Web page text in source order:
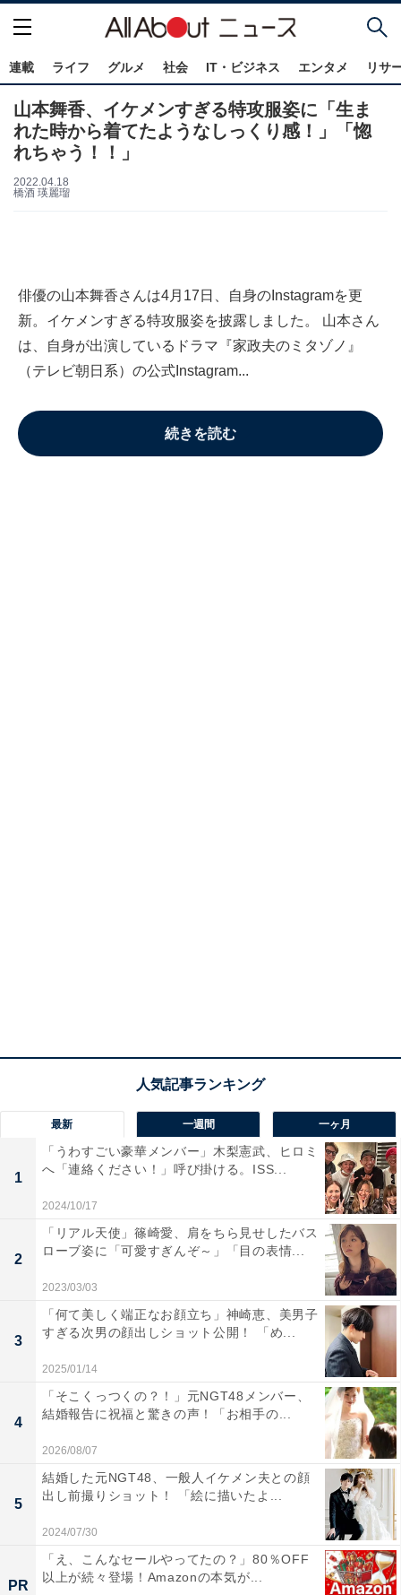
連載 ライフ グルメ 社会 IT・ビジネス エンタメ リサ
山本舞香、イケメンすぎる特攻服姿に「生ま
れた時から着てたようなしっくり感！」「惚
れちゃう！！」
2022.04.18
橋酒 瑛麗瑠
俳優の山本舞香さんは4月17日、自身のInstagramを更
新。イケメンすぎる特攻服姿を披露しました。 山本さん
は、自身が出演しているドラマ『家政夫のミタゾノ』
（テレビ朝日系）の公式Instagram...
続きを読む
最新 一週間 一ヶ月
1
「うわすごい豪華メンバー」木梨憲武、ヒロミ
へ「連絡ください！」呼び掛ける。ISS...
2024/10/17
2
「リアル天使」篠崎愛、肩をちら見せしたバス
ローブ姿に「可愛すぎんぞ～」「目の表情...
2023/03/03
3
「何て美しく端正なお顔立ち」神崎恵、美男子
すぎる次男の顔出しショット公開！ 「め...
2025/01/14
4
「そこくっつくの？！」元NGT48メンバー、
結婚報告に祝福と驚きの声！「お相手の...
2026/08/07
5
結婚した元NGT48、一般人イケメン夫との顔
出し前撮りショット！ 「絵に描いたよ...
2024/07/30
PR
「え、こんなセールやってたの？」80％OFF
以上が続々登場！Amazonの本気が...